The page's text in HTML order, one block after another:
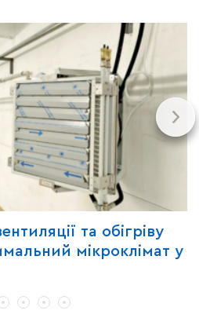
та обігріву
мікроклімат у